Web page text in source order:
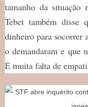
tamanho da
Tebet também disse
dinheiro para socorrer
o demandaram e que
É muita falta de